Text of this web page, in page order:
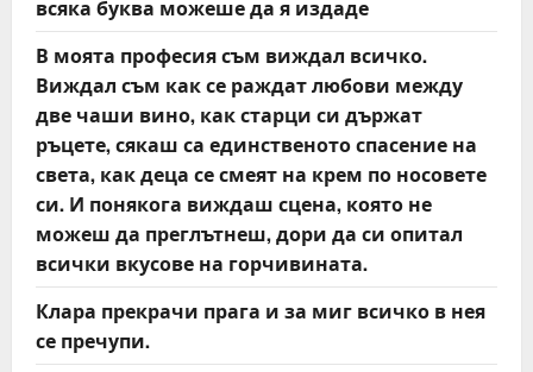
n
всяка буква можеше да я издаде
В моята професия съм виждал всичко.
Виждал съм как се раждат любови между
две чаши вино, как старци си държат
ръцете, сякаш са единственото спасение на
света, как деца се смеят на крем по носовете
си. И понякога виждаш сцена, която не
можеш да преглътнеш, дори да си опитал
всички вкусове на горчивината.
Клара прекрачи прага и за миг всичко в нея
се пречупи.